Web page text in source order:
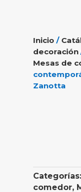
Inicio /
decoración
Mesas de
Zanotta
Categorías:
comedor,